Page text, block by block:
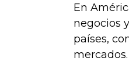
En
negocios
países,
mercados.